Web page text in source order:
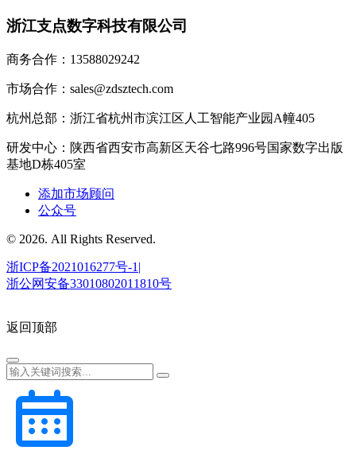
浙江支点数字科技有限公司
商务合作：13588029242
市场合作：sales@zdsztech.com
杭州总部：浙江省杭州市滨江区人工智能产业园A幢405
研发中心：陕西省西安市高新区天谷七路996号国家数字出版
基地D栋405室
添加市场顾问
公众号
© 2026. All Rights Reserved.
浙ICP备2021016277号-1|
浙公网安备33010802011810号
返回顶部